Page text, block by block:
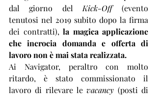
dal giorno del Kick-Off (evento
tenutosi nel 2019 subito dopo la firma
dei contratti), la magica applicazione
che incrocia domanda e offerta di
lavoro non è mai stata realizzata.
Ai Navigator, peraltro con molto
ritardo, è stato commissionato il
lavoro di rilevare le vacancy (posti di